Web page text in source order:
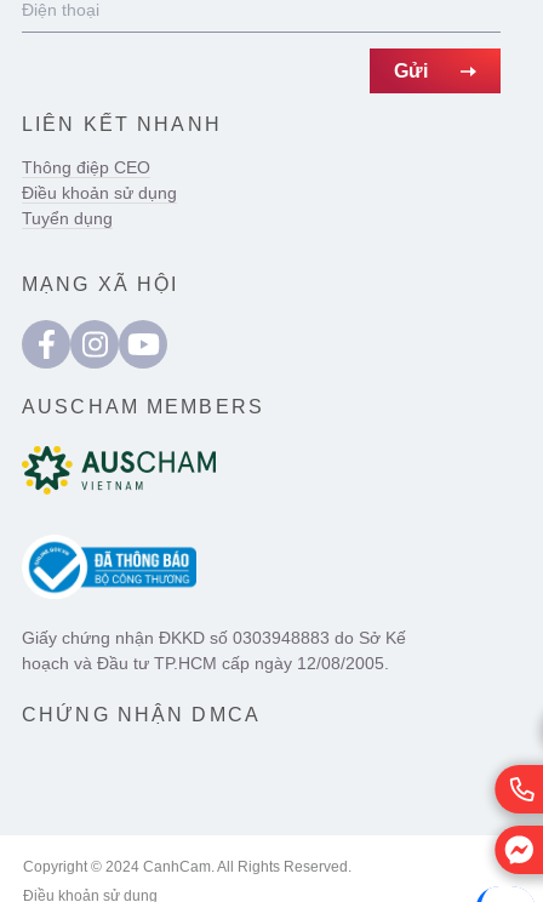
LIÊN KẾT NHANH
Thông điệp CEO
Điều khoản sử dụng
Tuyển dụng
MẠNG XÃ HỘI
AUSCHAM MEMBERS
Giấy chứng nhận ĐKKD số 0303948883 do Sở Kế
hoạch và Đầu tư TP.HCM cấp ngày 12/08/2005.
CHỨNG NHẬN DMCA
Copyright © 2024 CanhCam. All Rights Reserved.
Điều khoản sử dụng